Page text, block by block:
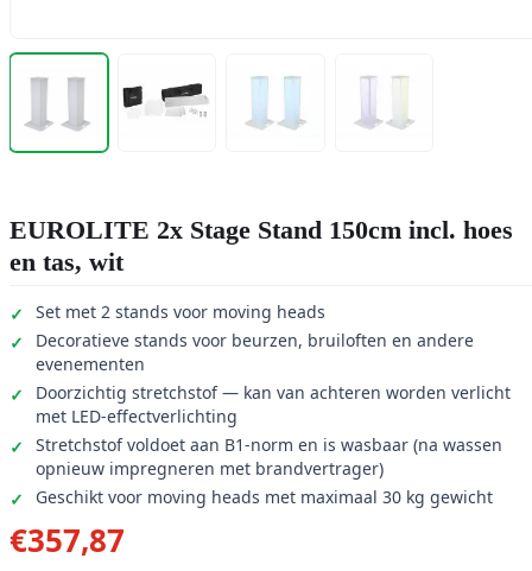
EUROLITE 2x Stage Stand 150cm incl. hoes
en tas, wit
Set met 2 stands voor moving heads
Decoratieve stands voor beurzen, bruiloften en andere
evenementen
Doorzichtig stretchstof — kan van achteren worden verlicht
met LED-effectverlichting
Stretchstof voldoet aan B1-norm en is wasbaar (na wassen
opnieuw impregneren met brandvertrager)
Geschikt voor moving heads met maximaal 30 kg gewicht
€357,87